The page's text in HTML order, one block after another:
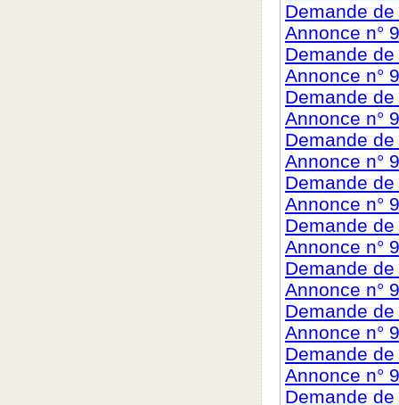
Demande
Annonce n°
Demande
Annonce n°
Demande
Annonce n°
Demande
Annonce n°
Demande
Annonce n°
Demande
Annonce n°
Demande
Annonce n°
Demande
Annonce n°
Demande
Annonce n°
Demande